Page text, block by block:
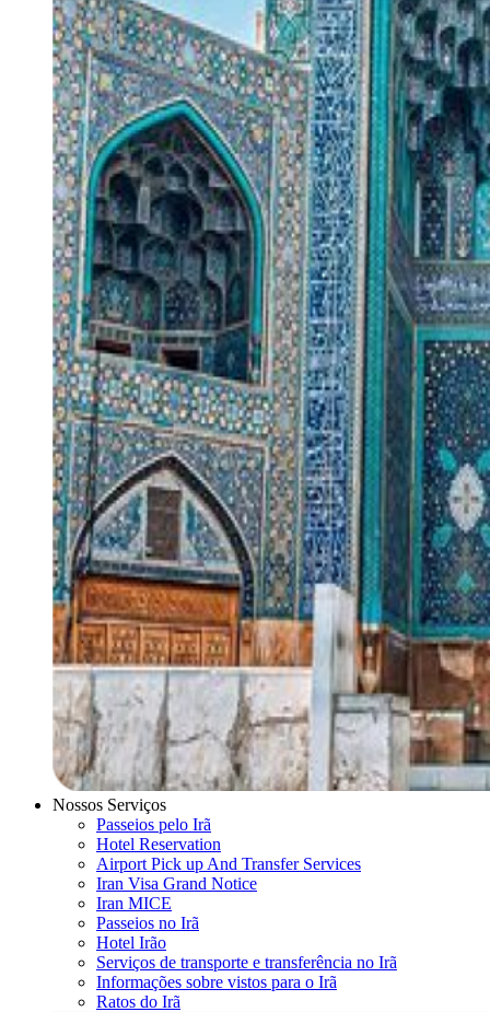
Nossos Serviços
Passeios pelo Irã
Hotel Reservation
Airport Pick up And Transfer Services
Iran Visa Grand Notice
Iran MICE
Passeios no Irã
Hotel Irão
Serviços de transporte e transferência no Irã
Informações sobre vistos para o Irã
Ratos do Irã